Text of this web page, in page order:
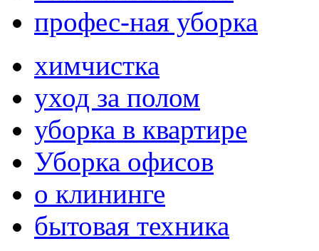
профес-ная уборка
химчистка
уход за полом
уборка в квартире
Уборка офисов
о клининге
бытовая техника